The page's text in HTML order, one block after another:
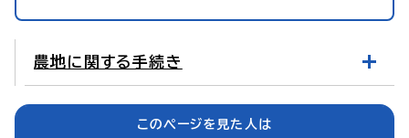
農地に関する手続き
このページを見た人は